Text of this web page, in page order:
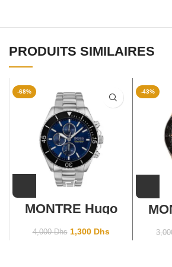
PRODUITS SIMILAIRES
-68%
MONTRE Hugo
4,000Dhs 1,300 Dhs
-43%